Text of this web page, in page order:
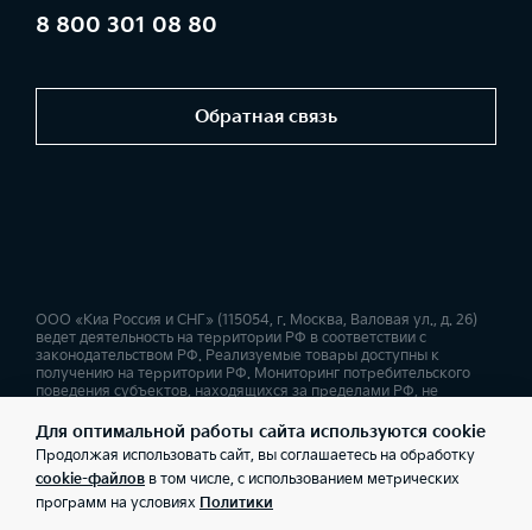
8 800 301 08 80
ООО «Киа Россия и СНГ» (115054, г. Москва, Валовая ул., д. 26)
ведет деятельность на территории РФ в соответствии с
законодательством РФ. Реализуемые товары доступны к
получению на территории РФ. Мониторинг потребительского
поведения субъектов, находящихся за пределами РФ, не
комплектациях и их наличии, ценах, возможных выгодах и
условиях приобретения доступна у дилеров Kia. Товар
сертифицирован. Не является публичной офертой.
Обратная связь
Правовая информация
Обработка персональных данных
Для оптимальной работы сайта используются cookie
Продолжая использовать сайт, вы соглашаетесь на обработку
cookie-файлов в том числе, с использованием метрических
программ на условиях Политики